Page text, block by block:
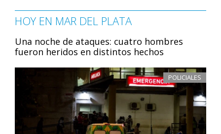
HOY EN MAR DEL PLATA
Una noche de ataques: cuatro hombres
fueron heridos en distintos hechos
POLICIALES